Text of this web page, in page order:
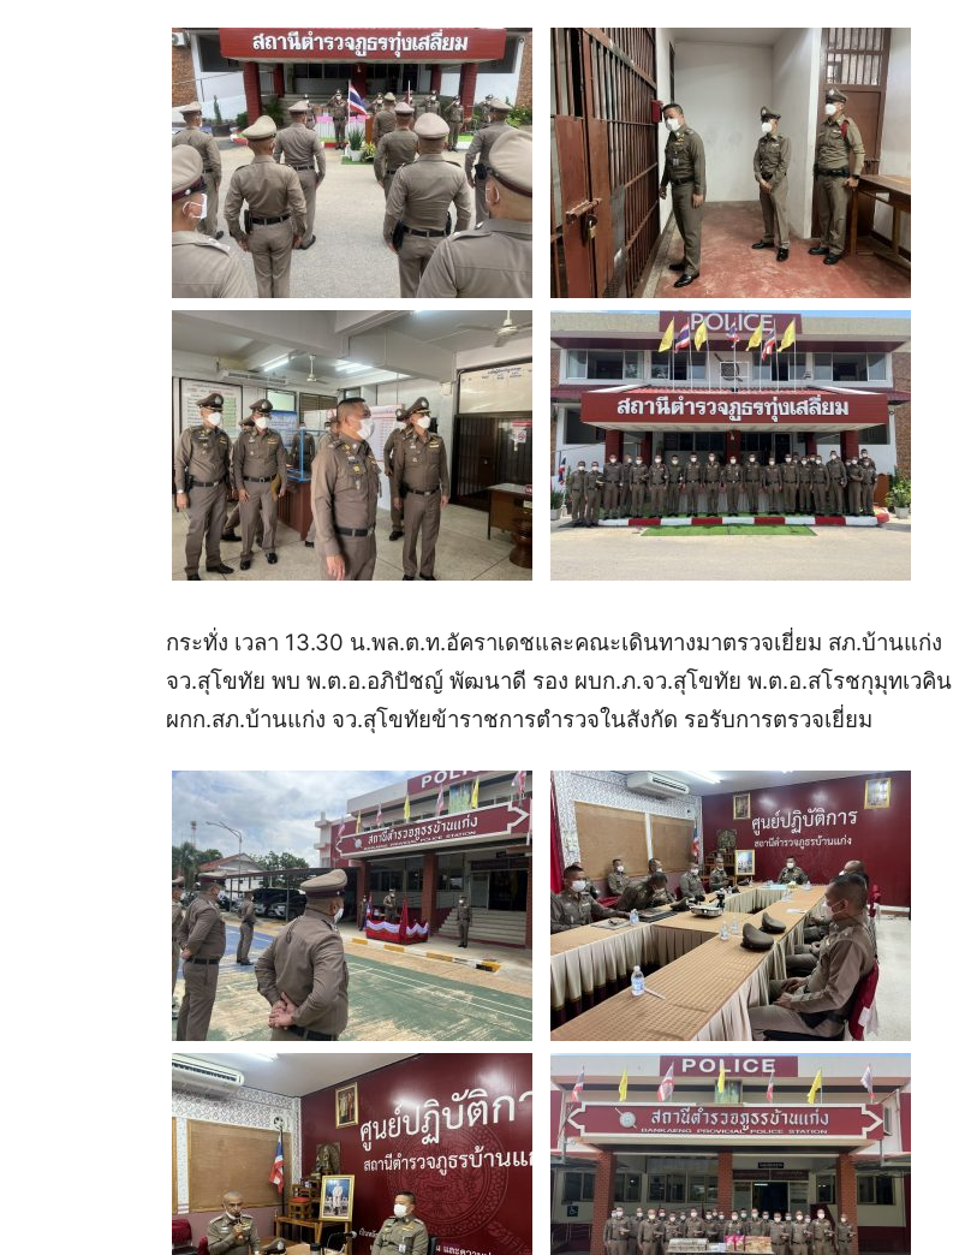
กระทั่ง เวลา 13.30 น.พล.ต.ท.อัคราเดชและคณะเดินทางมาตรวจเยี่ยม สภ.บ้านแก่ง
จว.สุโขทัย พบ พ.ต.อ.อภิปัชญ์ พัฒนาดี รอง ผบก.ภ.จว.สุโขทัย พ.ต.อ.สโรชกุมุทเวคิน
ผกก.สภ.บ้านแก่ง จว.สุโขทัยข้าราชการตำรวจในสังกัด รอรับการตรวจเยี่ยม